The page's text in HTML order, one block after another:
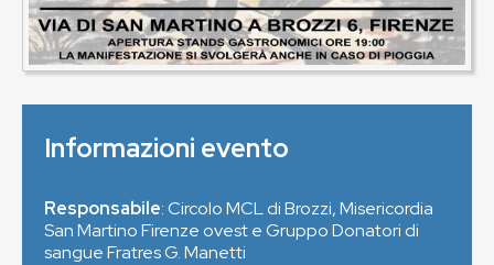
Informazioni evento
Responsabile: Circolo MCL di Brozzi, Misericordia
San Martino Firenze ovest e Gruppo Donatori di
sangue Fratres G. Manetti